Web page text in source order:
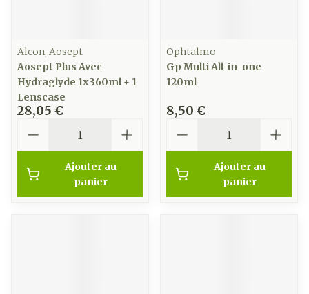
Alcon, Aosept
Aosept Plus Avec
Hydraglyde 1x360ml + 1
Lenscase
28,05 €
Ajouter au
panier
Ophtalmo
Gp Multi All-in-one
120ml
8,50 €
Ajouter au
panier